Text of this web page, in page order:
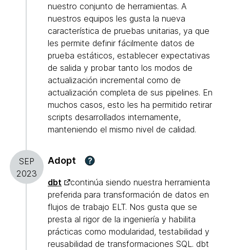
nuestro conjunto de herramientas. A
nuestros equipos les gusta la nueva
característica de pruebas unitarias, ya que
les permite definir fácilmente datos de
prueba estáticos, establecer expectativas
de salida y probar tanto los modos de
actualización incremental como de
actualización completa de sus pipelines. En
muchos casos, esto les ha permitido retirar
scripts desarrollados internamente,
manteniendo el mismo nivel de calidad.
SEP
2023
Adopt ?
dbt
continúa siendo nuestra herramienta
preferida para transformación de datos en
flujos de trabajo ELT. Nos gusta que se
presta al rigor de la ingeniería y habilita
prácticas como modularidad, testabilidad y
reusabilidad de transformaciones SQL. dbt